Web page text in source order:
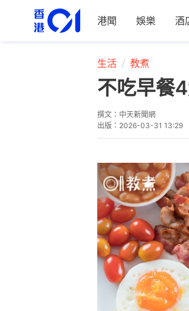
港聞 娛樂 酒
生活 教煮
不吃早餐
撰文： 中天新聞網
出版： 2026-03-31 13:29